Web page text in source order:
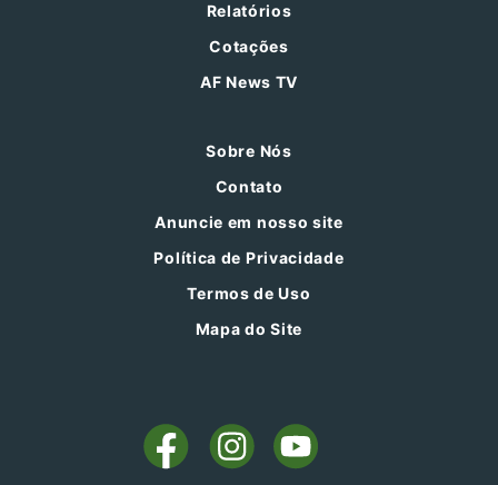
Relatórios
Cotações
AF News TV
Sobre Nós
Contato
Anuncie em nosso site
Política de Privacidade
Termos de Uso
Mapa do Site